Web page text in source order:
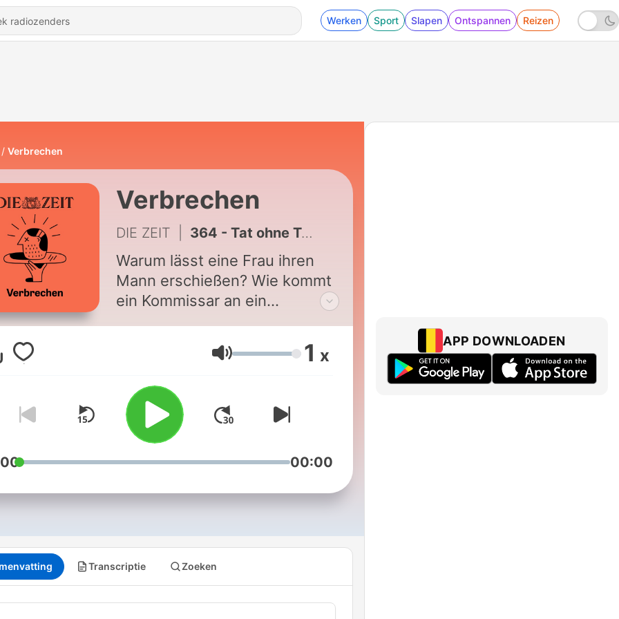
Werken Sport Slapen Ontspannen Reizen
Verbrechen
Verbrechen
DIE ZEIT 364 - Tat ohne Täter (1/2): Die verschwundenen Stühle
Warum lässt eine Frau ihren
Mann erschießen? Wie kommt
ein Kommissar an ein
Zeugen manchmal? Was, wenn
Polizisten kriminell handeln
versuchen, ihre Irrtümer zu
kaschieren? Und was, wenn
Unschuldige in die Mühlen der
Strafjustiz geraten – und
Verbrechen können Sie auch in
gibt es hier:
www.zeit.de/verbrechen-live
Sabine Rückert, Redakteurin
Volume 1 x
00:00
Transcriptie Zoeken
APP DOWNLOADEN